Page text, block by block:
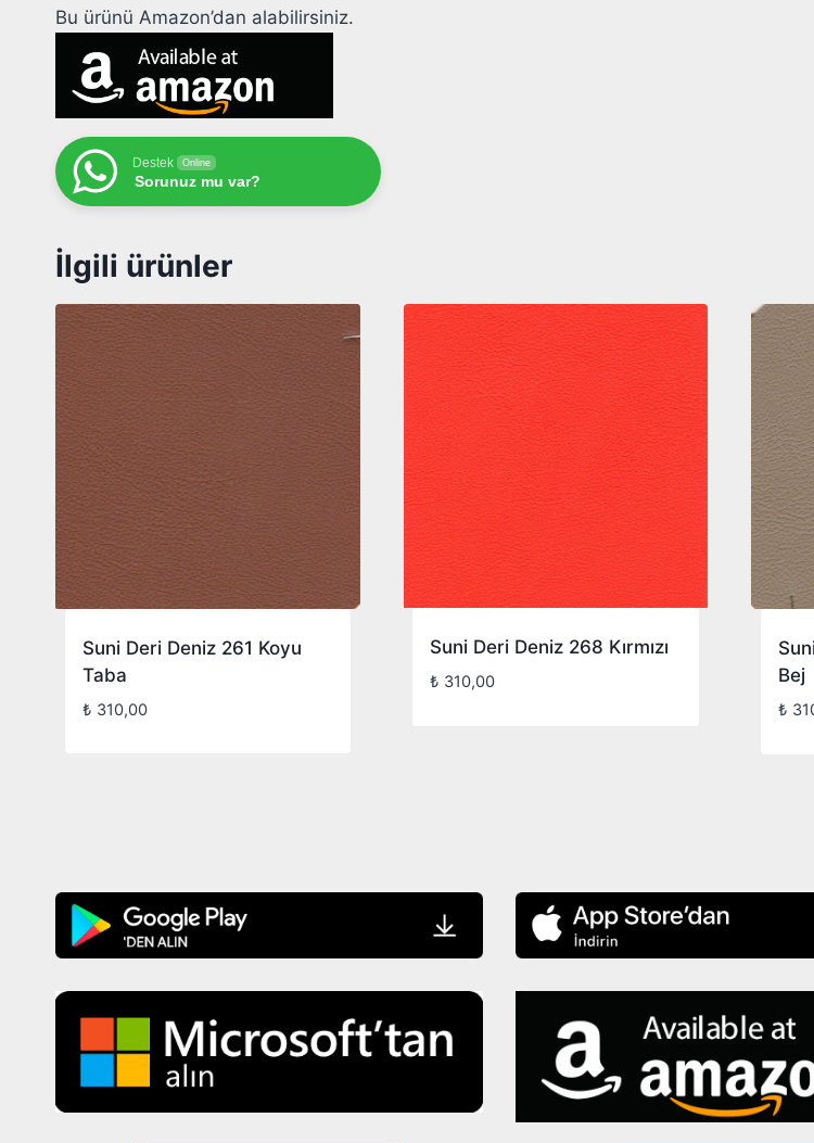
Bu ürünü Amazon’dan alabilirsiniz.
Destek Online
Sorunuz mu var?
İlgili ürünler
Suni Deri Deniz 261 Koyu
Taba
₺ 310,00
Suni Deri Deniz 268 Kırmızı
₺ 310,00
Bej
₺